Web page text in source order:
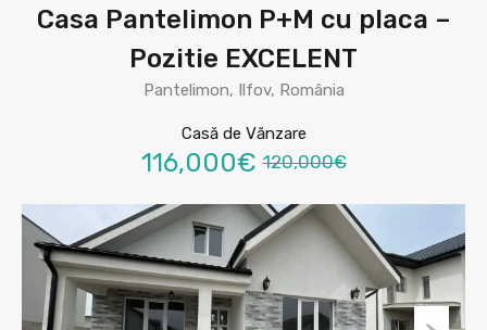
Casa Pantelimon P+M cu placa –
Pozitie EXCELENT
Pantelimon, Ilfov, România
Casă de Vănzare
116,000€ 120,000€